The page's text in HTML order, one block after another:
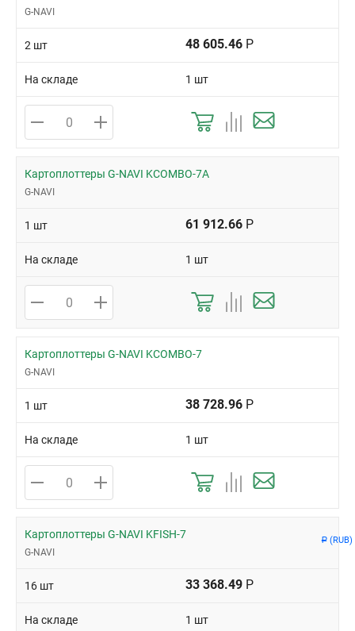
Р (RUB)
G-NAVI
2 шт 48 605.46 Р
На складе 1 шт
Картоплоттеры G-NAVI KCOMBO-7A
G-NAVI
1 шт 61 912.66 Р
На складе 1 шт
Картоплоттеры G-NAVI KCOMBO-7
G-NAVI
1 шт 38 728.96 Р
На складе 1 шт
Картоплоттеры G-NAVI KFISH-7
G-NAVI
16 шт 33 368.49 Р
На складе 1 шт